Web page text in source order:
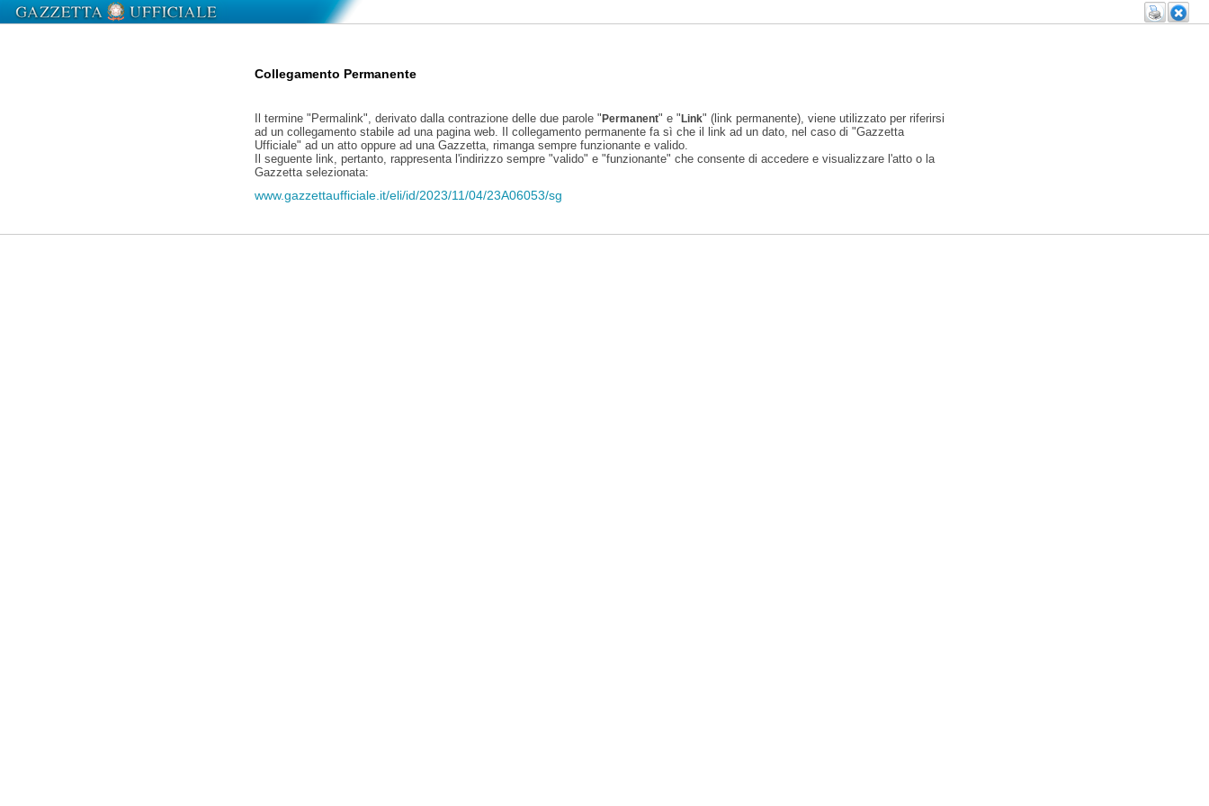
Collegamento Permanente
Il termine "Permalink", derivato dalla contrazione delle due parole "Permanent" e "Link" (link permanente), viene utilizzato per riferirsi
ad un collegamento stabile ad una pagina web. Il collegamento permanente fa sì che il link ad un dato, nel caso di "Gazzetta
Ufficiale" ad un atto oppure ad una Gazzetta, rimanga sempre funzionante e valido.
Il seguente link, pertanto, rappresenta l'indirizzo sempre "valido" e "funzionante" che consente di accedere e visualizzare l'atto o la
Gazzetta selezionata:
www.gazzettaufficiale.it/eli/id/2023/11/04/23A06053/sg